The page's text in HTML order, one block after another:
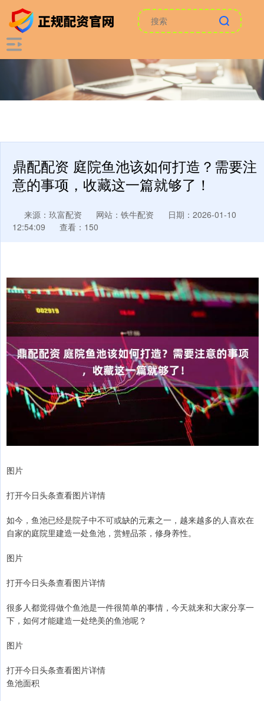
鼎配配资 庭院鱼池该如何打造？需要注
意的事项，收藏这一篇就够了！
来源：玖富配资 网站：铁牛配资
日期：2026-01-10
12:54:09
查看：150
图片
打开今日头条查看图片详情
如今，鱼池已经是院子中不可或缺的元素之一，越来越多的人喜欢在
自家的庭院里建造一处鱼池，赏鲤品茶，修身养性。
图片
打开今日头条查看图片详情
很多人都觉得做个鱼池是一件很简单的事情，今天就来和大家分享一
下，如何才能建造一处绝美的鱼池呢？
图片
打开今日头条查看图片详情
鱼池面积